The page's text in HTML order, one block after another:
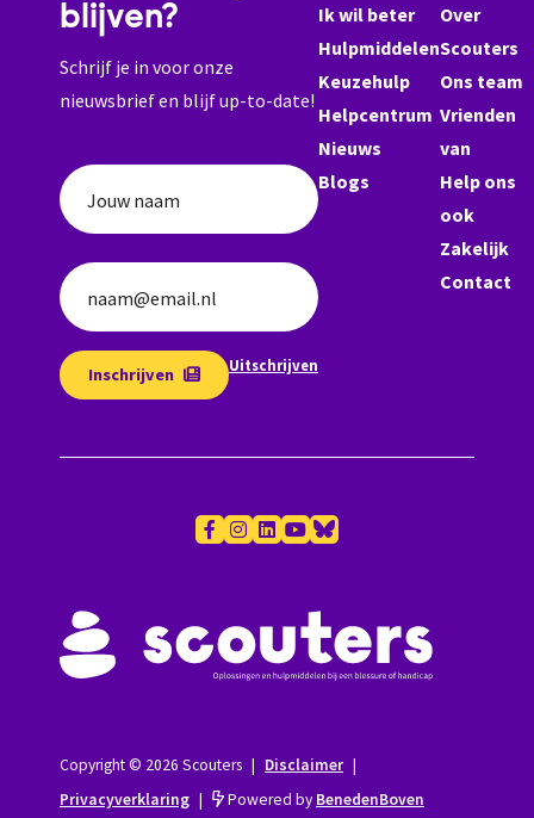
blijven?
Schrijf je in voor onze
nieuwsbrief en blijf up-to-date!
Jouw naam
naam@email.nl
Inschrijven Uitschrijven
Ik wil beter
Hulpmiddelen
Keuzehulp
Helpcentrum
Nieuws
Blogs
Over
Scouters
Ons team
Vrienden
van
Help ons
ook
Zakelijk
Contact
Copyright © 2026 Scouters | Disclaimer |
Privacyverklaring | Powered by BenedenBoven